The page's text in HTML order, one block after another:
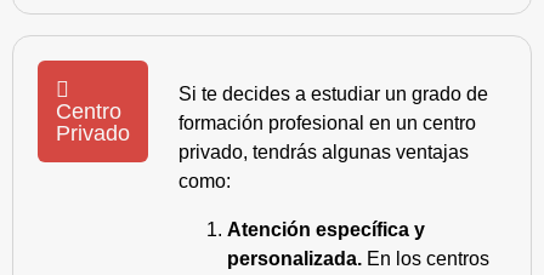
Centro
Privado
Si te decides a estudiar un grado de
formación profesional en un centro
privado, tendrás algunas ventajas
como:
Atención específica y
personalizada. En los centros